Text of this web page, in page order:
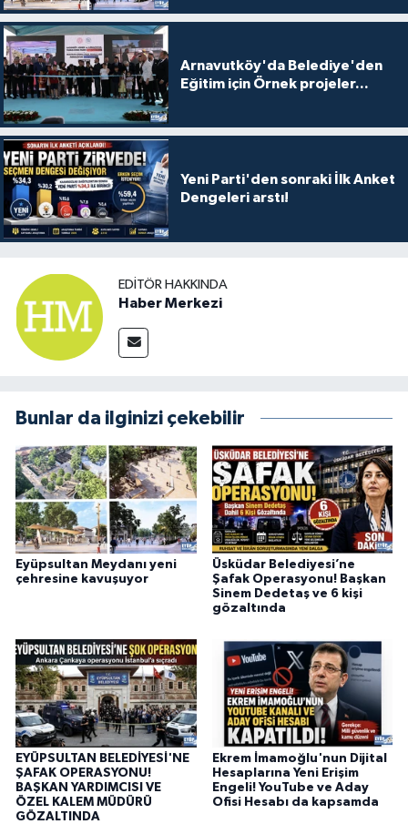
Arnavutköy'da Belediye'den
Eğitim için Örnek projeler...
Yeni Parti'den sonraki İlk Anket
Dengeleri arstı!
EDITÖR HAKKINDA
Haber Merkezi
Bunlar da ilginizi çekebilir
Eyüpsultan Meydanı yeni
çehresine kavuşuyor
Üsküdar Belediyesi’ne
Şafak Operasyonu! Başkan
Sinem Dedetaş ve 6 kişi
gözaltında
EYÜPSULTAN BELEDİYESİ'NE
ŞAFAK OPERASYONU!
BAŞKAN YARDIMCISI VE
ÖZEL KALEM MÜDÜRÜ
GÖZALTINDA
Ekrem İmamoğlu'nun Dijital
Hesaplarına Yeni Erişim
Engeli! YouTube ve Aday
Ofisi Hesabı da kapsamda